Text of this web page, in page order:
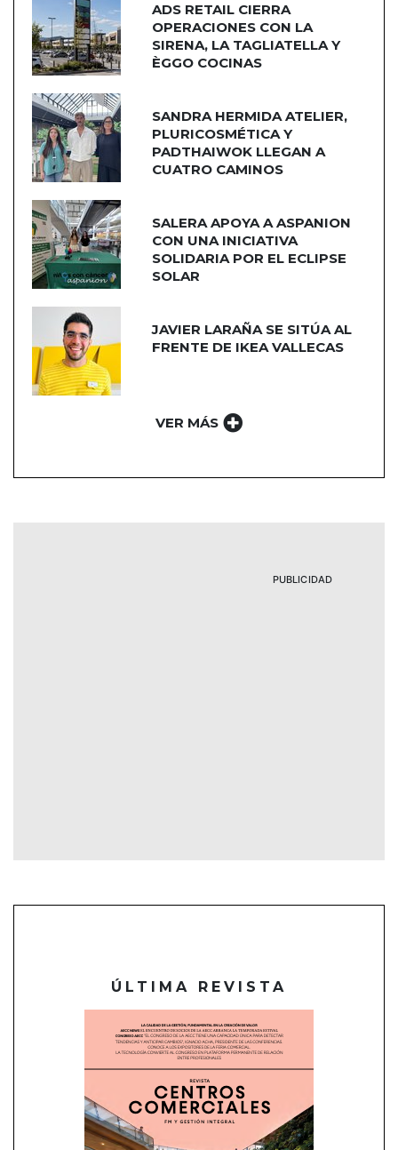
ADS RETAIL CIERRA
OPERACIONES CON LA
SIRENA, LA TAGLIATELLA Y
ÈGGO COCINAS
SANDRA HERMIDA ATELIER,
PLURICOSMÉTICA Y
PADTHAIWOK LLEGAN A
CUATRO CAMINOS
SALERA APOYA A ASPANION
CON UNA INICIATIVA
SOLIDARIA POR EL ECLIPSE
SOLAR
JAVIER LARAÑA SE SITÚA AL
FRENTE DE IKEA VALLECAS
VER MÁS
PUBLICIDAD
ÚLTIMA REVISTA